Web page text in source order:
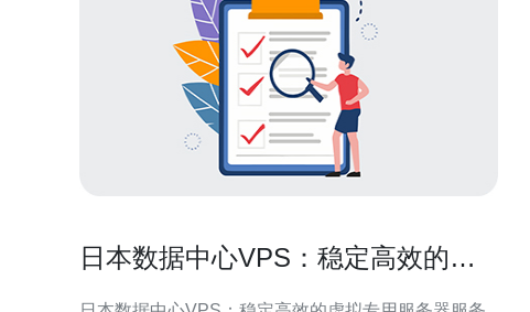
日本数据中心VPS：稳定高效的虚